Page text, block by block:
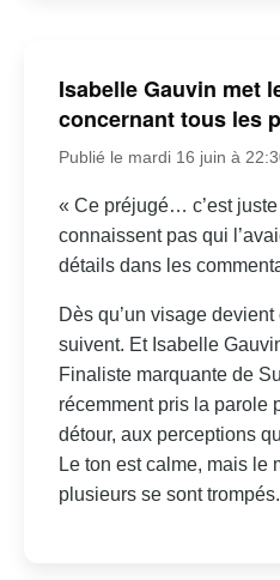
Isabelle Gauvin met
concernant tous les
Publié le mardi 16 juin à
« Ce préjugé… c’est
connaissent pas qui
détails dans les
Dès qu’un visage
suivent. Et Isabelle
Finaliste marquante de
récemment pris la parole
détour, aux perceptions
Le ton est calme, mais le
plusieurs se sont